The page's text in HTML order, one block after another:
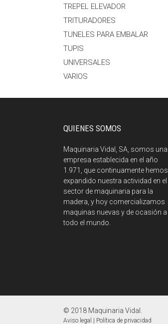
TREPEL ELEVADOR
TRITURADORES
TUNELES PARA EMBALAR
TUPIS
UNIVERSALES
VARIOS
QUIENES SOMOS
Maquinaria Vidal, SA, somos una
empresa establecida en el año
1.971, que continuamente hemos
expandido nuestra actividad en el
sector de maquinaria para la
madera, y hoy comercializamos
maquinas nuevas y de ocasión a
todo el mundo.
© 2018 Maquinaria Vidal.
Aviso legal Política de privacidad